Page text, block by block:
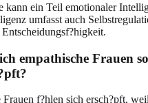
kann ein Teil emotionaler
umfasst auch
empathische Frauen
Frauen f?hlen sich ersch?pft,